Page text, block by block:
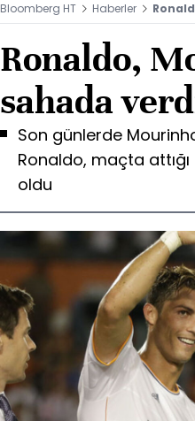
Bloomberg HT Haberler
Ronaldo,
sahada
Son günlerde
Ronaldo, maçta
oldu